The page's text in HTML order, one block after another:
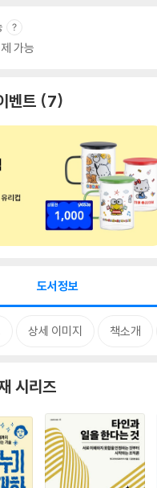
가능
벤트 7
도서정보
상세 이미지 책소개
시리즈